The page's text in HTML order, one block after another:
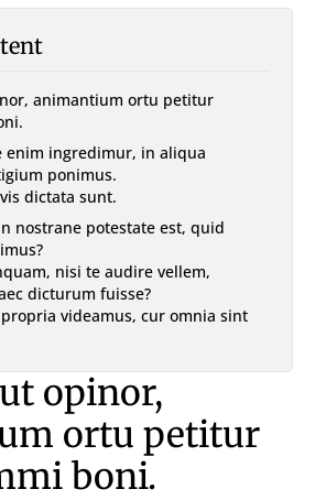
animantium ortu petitur
enim ingredimur, in aliqua
ponimus.
dictata sunt.
nostrane potestate est, quid
nisi te audire vellem,
dicturum fuisse?
videamus, cur omnia sint
opinor,
ortu petitur
boni.